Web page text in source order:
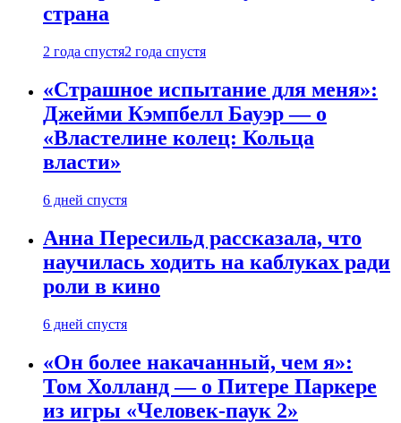
страна
2 года спустя2 года спустя
«Страшное испытание для меня»:
Джейми Кэмпбелл Бауэр — о
«Властелине колец: Кольца
власти»
6 дней спустя
Анна Пересильд рассказала, что
научилась ходить на каблуках ради
роли в кино
6 дней спустя
«Он более накачанный, чем я»:
Том Холланд — о Питере Паркере
из игры «Человек-паук 2»